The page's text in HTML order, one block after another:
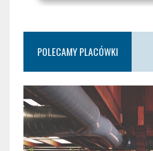
POLECAMY PLACÓWKI